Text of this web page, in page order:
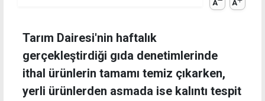
A
A
Tarım Dairesi'nin haftalık
gerçekleştirdiği gıda denetimlerinde
ithal ürünlerin tamamı temiz çıkarken,
yerli ürünlerden asmada ise kalıntı tespit